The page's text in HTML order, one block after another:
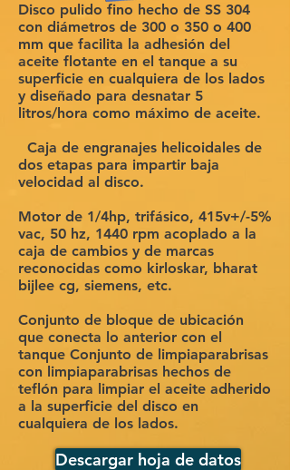
Disco pulido fino hecho de SS 304
con diámetros de 300 o 350 o 400
mm que facilita la adhesión del
aceite flotante en el tanque a su
superficie en cualquiera de los lados
y diseñado para desnatar 5
litros/hora como máximo de aceite.
Caja de engranajes helicoidales de
dos etapas para impartir baja
velocidad al disco.
Motor de 1/4hp, trifásico, 415v+/-5%
vac, 50 hz, 1440 rpm acoplado a la
caja de cambios y de marcas
reconocidas como kirloskar, bharat
bijlee cg, siemens, etc.
Conjunto de bloque de ubicación
que conecta lo anterior con el
tanque Conjunto de limpiaparabrisas
con limpiaparabrisas hechos de
teflón para limpiar el aceite adherido
a la superficie del disco en
cualquiera de los lados.
Descargar hoja de datos